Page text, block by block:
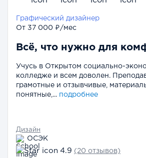
Графический дизайнер
От 37 000 ₽/мес
Всё, что нужно для
Учусь в Открытом социально-
колледже и всем доволен.
грамотные и отзывчивые,
понятные,... подробнее
Дизайн
ОСЭК
4.9 (20 отзывов)